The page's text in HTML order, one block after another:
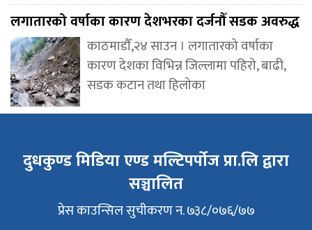
लगातारको वर्षाका कारण देशभरका दर्जनौँ सडक अवरुद्ध
काठमाडौँ,२४ साउन । लगातारको वर्षाका
कारण देशका विभिन्न जिल्लामा पहिरो, बाढी,
सडक कटान तथा हिलोका
दुधकुण्ड मिडिया एण्ड मल्टिपर्पोज प्रा.लि द्वारा
सञ्चालित
प्रेस काउन्सिल सुचीकरण न. ७३८/०७६/७७